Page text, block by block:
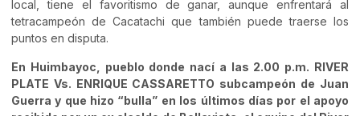
local, tiene el favoritismo de ganar, aunque enfrentará al
tetracampeón de Cacatachi que también puede traerse los
puntos en disputa.
En Huimbayoc, pueblo donde nací a las 2.00 p.m. RIVER
PLATE Vs. ENRIQUE CASSARETTO subcampeón de Juan
Guerra y que hizo “bulla” en los últimos días por el apoyo